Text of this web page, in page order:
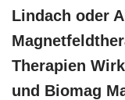
Lindach oder
Therapien
und Biomag